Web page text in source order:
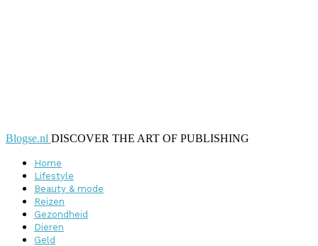
Blogse.nl DISCOVER THE ART OF PUBLISHING
Home
Lifestyle
Beauty & mode
Reizen
Gezondheid
Dieren
Geld